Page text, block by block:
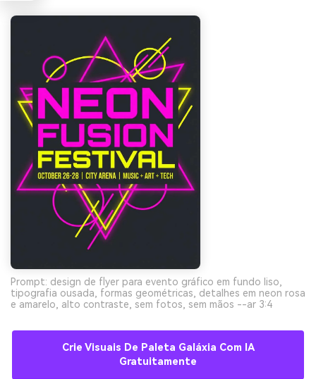
Prompt: design de flyer para evento gráfico em fundo liso,
tipografia ousada, formas geométricas, detalhes em neon rosa
e amarelo, alto contraste, sem fotos, sem mãos --ar 3:4
Crie Visuais De Paleta Galáxia Com IA
Gratuitamente